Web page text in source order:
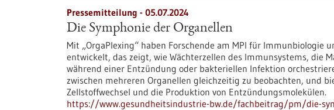
Pressemitteilung - 05.07.2024
Die Symphonie der Organellen
Mit „OrgaPlexing“ haben Forschende am MPI für Immunbiologie
entwickelt, das zeigt, wie Wächterzellen des Immunsystems, die
während einer Entzündung oder bakteriellen Infektion
zwischen mehreren Organellen gleichzeitig zu beobachten, und
Zellstoffwechsel und die Produktion von Entzündungsmolekülen.
https://www.gesundheitsindustrie-bw.de/fachbeitrag/pm/die-